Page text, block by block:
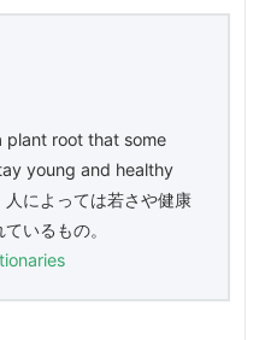
plant root that some
young and healthy
によっては若さや健康
いるもの。